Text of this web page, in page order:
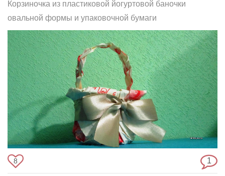
Корзиночка из пластиковой йогуртовой баночки
овальной формы и упаковочной бумаги
8 1